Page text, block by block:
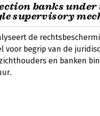
banks under
supervisory
de
voor begrip van de
en banken